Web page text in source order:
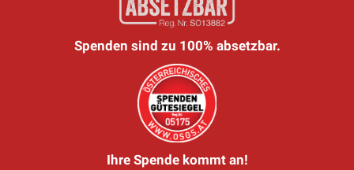
Spenden sind zu 100% absetzbar.
Ihre Spende kommt an!